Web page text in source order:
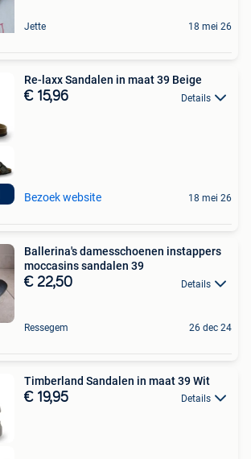
Jette 18 mei 26
Re-laxx Sandalen in maat 39 Beige
€ 15,96 Details
Bezoek website 18 mei 26
Ballerina's damesschoenen instappers
moccasins sandalen 39
€ 22,50 Details
Ressegem 26 dec 24
Timberland Sandalen in maat 39 Wit
€ 19,95 Details